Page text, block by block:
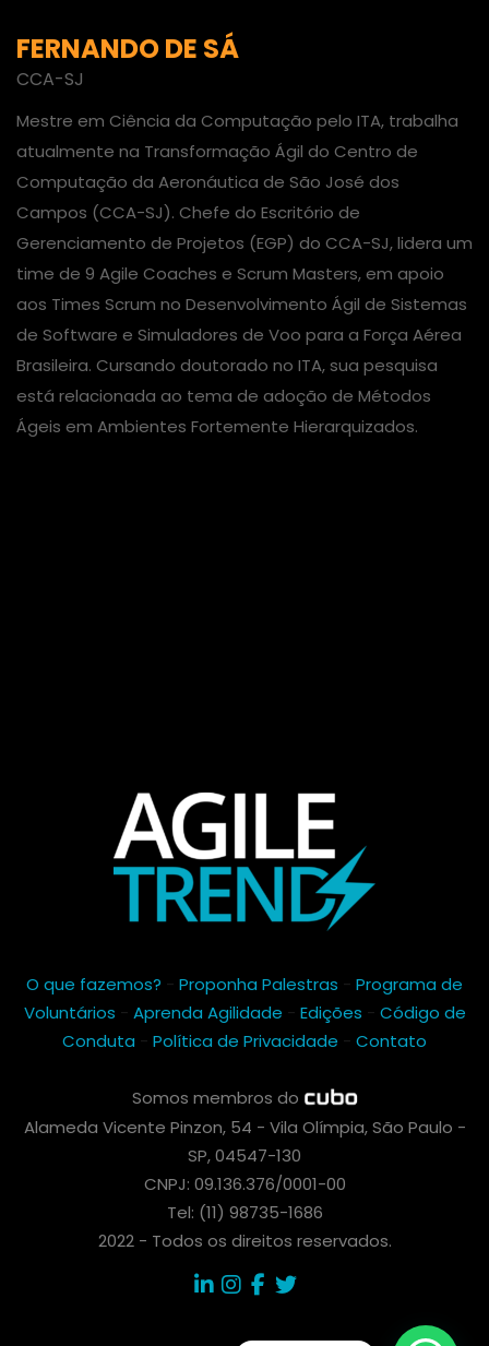
FERNANDO DE SÁ
CCA-SJ
Mestre em Ciência da Computação pelo ITA, trabalha
atualmente na Transformação Ágil do Centro de
Computação da Aeronáutica de São José dos
Campos (CCA-SJ). Chefe do Escritório de
Gerenciamento de Projetos (EGP) do CCA-SJ, lidera um
time de 9 Agile Coaches e Scrum Masters, em apoio
aos Times Scrum no Desenvolvimento Ágil de Sistemas
de Software e Simuladores de Voo para a Força Aérea
Brasileira. Cursando doutorado no ITA, sua pesquisa
está relacionada ao tema de adoção de Métodos
Ágeis em Ambientes Fortemente Hierarquizados.
O que fazemos? - Proponha Palestras - Programa de
Voluntários - Aprenda Agilidade - Edições - Código de
Conduta - Política de Privacidade - Contato
Somos membros do
Alameda Vicente Pinzon, 54 - Vila Olímpia, São Paulo -
SP, 04547-130
CNPJ: 09.136.376/0001-00
Tel: (11) 98735-1686
2022 - Todos os direitos reservados.